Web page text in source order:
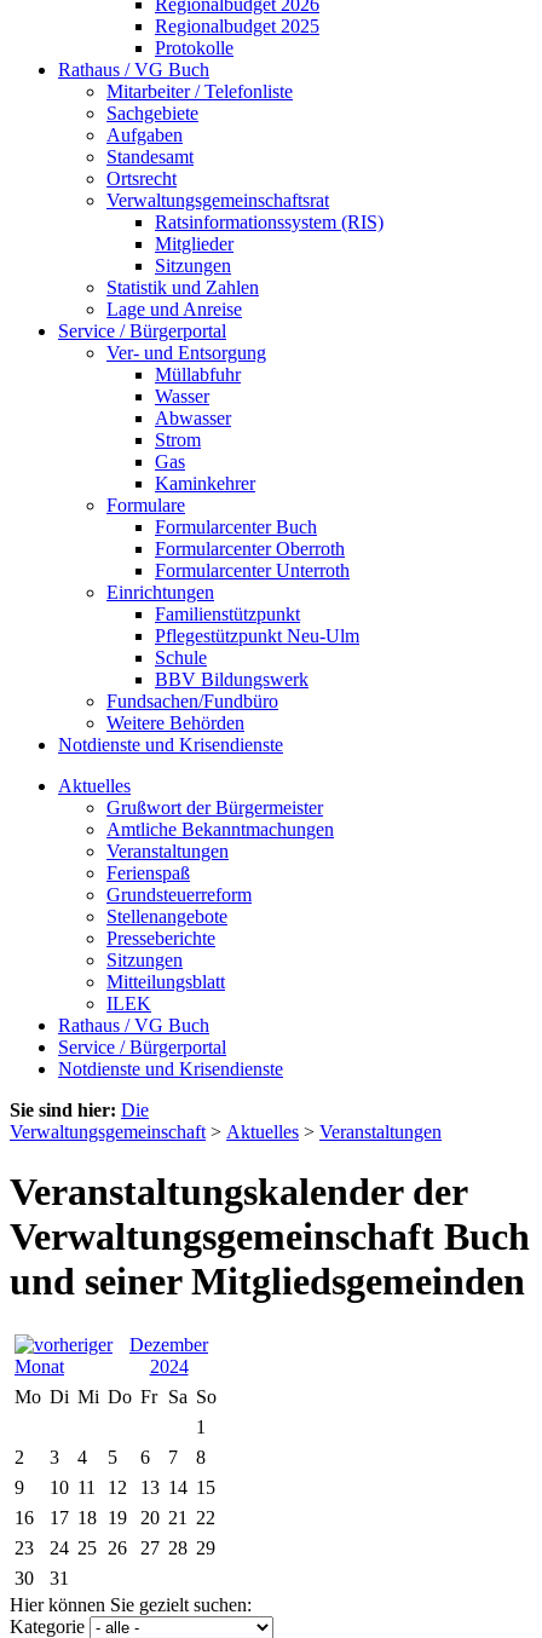
Regionalbudget 2026
Regionalbudget 2025
Protokolle
Rathaus / VG Buch
Mitarbeiter / Telefonliste
Sachgebiete
Aufgaben
Standesamt
Ortsrecht
Verwaltungsgemeinschaftsrat
Ratsinformationssystem (RIS)
Mitglieder
Sitzungen
Statistik und Zahlen
Lage und Anreise
Service / Bürgerportal
Ver- und Entsorgung
Müllabfuhr
Wasser
Abwasser
Strom
Gas
Kaminkehrer
Formulare
Formularcenter Buch
Formularcenter Oberroth
Formularcenter Unterroth
Einrichtungen
Familienstützpunkt
Pflegestützpunkt Neu-Ulm
Schule
BBV Bildungswerk
Fundsachen/Fundbüro
Weitere Behörden
Notdienste und Krisendienste
Aktuelles
Grußwort der Bürgermeister
Amtliche Bekanntmachungen
Veranstaltungen
Ferienspaß
Grundsteuerreform
Stellenangebote
Presseberichte
Sitzungen
Mitteilungsblatt
ILEK
Rathaus / VG Buch
Service / Bürgerportal
Notdienste und Krisendienste
Sie sind hier: Die
Verwaltungsgemeinschaft > Aktuelles > Veranstaltungen
Veranstaltungskalender der
Verwaltungsgemeinschaft Buch
und seiner Mitgliedsgemeinden
Dezember
2024
Mo Di Mi Do Fr Sa So
1
2
3 4 5 6 7
8
9
10 11 12 13 14 15
16
17 18 19 20 21
22
23
24 25 26 27 28 29
30
31
Hier können Sie gezielt suchen:
Kategorie